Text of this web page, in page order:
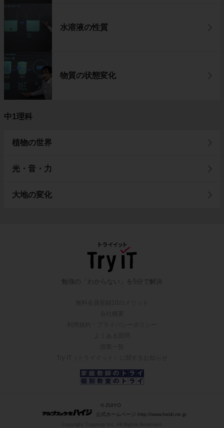
水溶液の性質
物質の状態変化
中1理科
植物の世界
光・音・力
大地の変化
勉強の「わからない」を5分で解決
© ZUIYO
公式ホームページ http://www.heidi.ne.jp